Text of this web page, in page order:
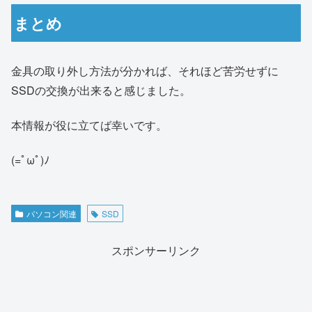
まとめ
金具の取り外し方法が分かれば、それほど苦労せずに
SSDの交換が出来ると感じました。
本情報が役に立てば幸いです。
(=ﾟωﾟ)ﾉ
パソコン関連 SSD
スポンサーリンク